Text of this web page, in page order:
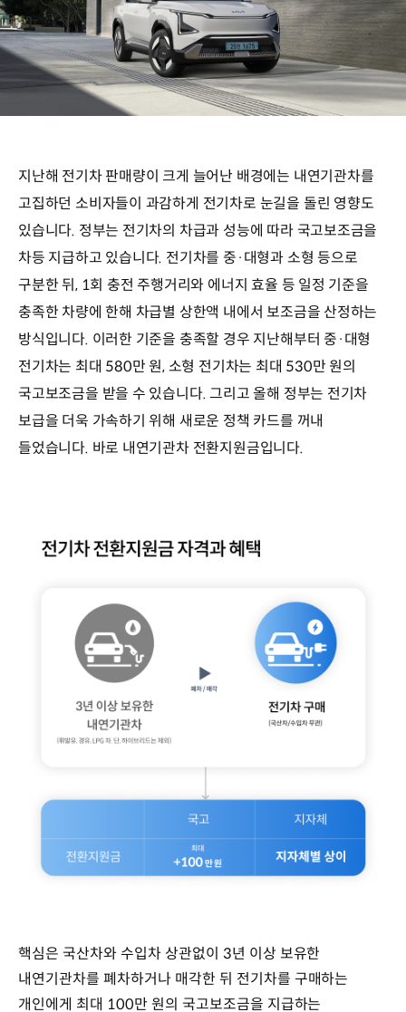
지난해 전기차 판매량이 크게 늘어난 배경에는 내연기관차를
고집하던 소비자들이 과감하게 전기차로 눈길을 돌린 영향도
있습니다. 정부는 전기차의 차급과 성능에 따라 국고보조금을
차등 지급하고 있습니다. 전기차를 중·대형과 소형 등으로
구분한 뒤, 1회 충전 주행거리와 에너지 효율 등 일정 기준을
충족한 차량에 한해 차급별 상한액 내에서 보조금을 산정하는
방식입니다. 이러한 기준을 충족할 경우 지난해부터 중·대형
전기차는 최대 580만 원, 소형 전기차는 최대 530만 원의
국고보조금을 받을 수 있습니다. 그리고 올해 정부는 전기차
보급을 더욱 가속하기 위해 새로운 정책 카드를 꺼내
들었습니다. 바로 내연기관차 전환지원금입니다.
핵심은 국산차와 수입차 상관없이 3년 이상 보유한
내연기관차를 폐차하거나 매각한 뒤 전기차를 구매하는
개인에게 최대 100만 원의 국고보조금을 지급하는